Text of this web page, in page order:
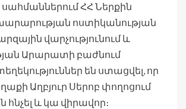
սահմաններում ՀՀ Ներքին
ոստիկանության
վարչությունում և
Արարատի բաժնում
են ստացվել, որ
Աղբյուր Սերոբ փողոցում
հնչել և կա վիրավոր։